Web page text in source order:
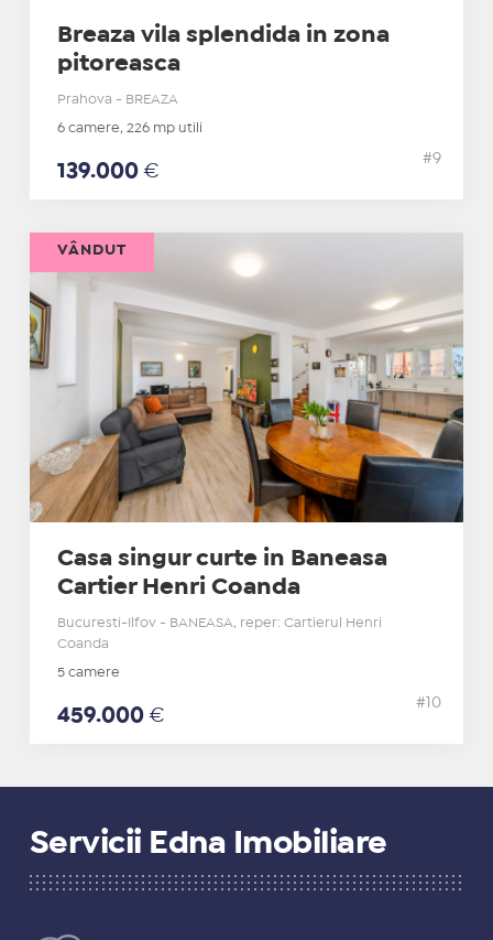
Breaza vila splendida in zona
pitoreasca
Prahova - BREAZA
6 camere, 226 mp utili
139.000 €
#9
Casa singur curte in Baneasa
Cartier Henri Coanda
Bucuresti-Ilfov - BANEASA, reper: Cartierul Henri
Coanda
5 camere
459.000 €
#10
VÂNDUT
Servicii Edna Imobiliare